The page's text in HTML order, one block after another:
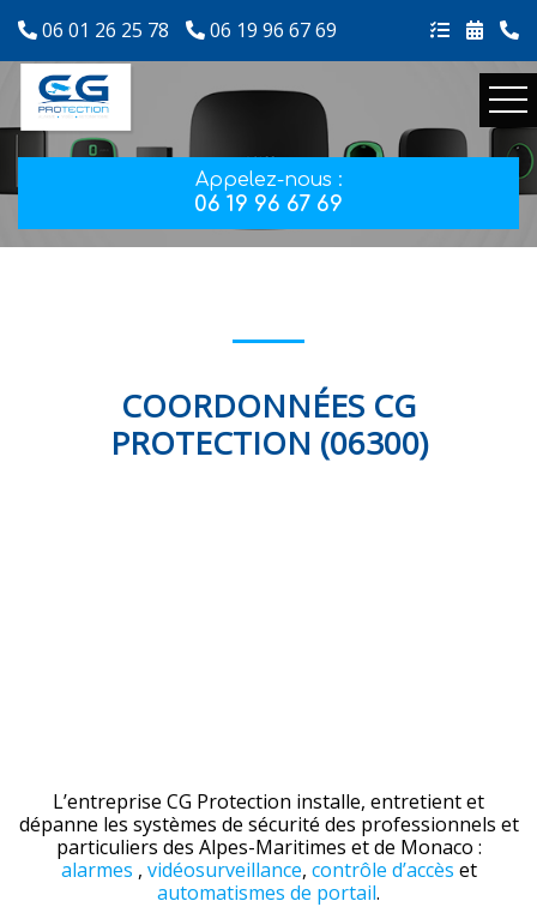
06 01 26 25 78 06 19 96 67 69
Appelez-nous :
06 19 96 67 69
COORDONNÉES CG
PROTECTION (06300)
L’entreprise CG Protection installe, entretient et
dépanne les systèmes de sécurité des professionnels et
particuliers des Alpes-Maritimes et de Monaco :
alarmes , vidéosurveillance, contrôle d’accès et
automatismes de portail.